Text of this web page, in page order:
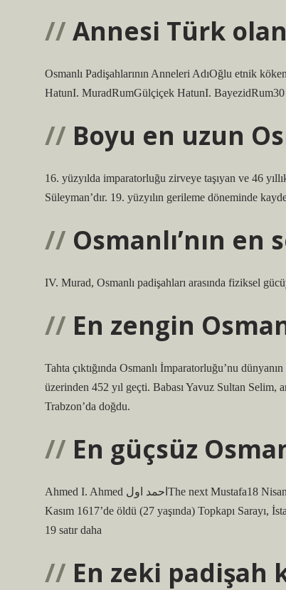
Annesi Türk
Osmanlı Padişahlarının Anneleri AdıOğlu etnik
HatunI. MuradRumGülçiçek HatunI. BayezidRum30
Boyu en uzun
16. yüzyılda imparatorluğu zirveye taşıyan ve 46
Süleyman’dır. 19. yüzyılın gerileme döneminde
Osmanlı’nın
IV. Murad, Osmanlı padişahları arasında fiziksel
En zengin
Tahta çıktığında Osmanlı İmparatorluğu’nu
üzerinden 452 yıl geçti. Babası Yavuz Sultan
Trabzon’da doğdu.
En güçsüz
Ahmed I. Ahmed احمد اولThe next Mustafa18 Nisan 1590’da Manisa Sarayı, Manisa, Osmanlı İmparatorluğu’nda doğdu. 22
Kasım 1617’de öldü (27 yaşında) Topkapı Sarayı,
19 satır daha
En zeki padişah